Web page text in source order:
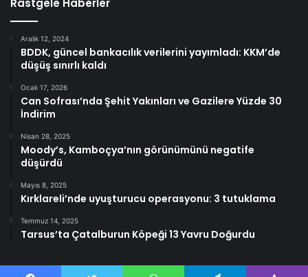
Aralık 12, 2024
BDDK, güncel bankacılık verilerini yayımladı: KKM’de
düşüş sınırlı kaldı
Ocak 17, 2026
Can Sofrası’nda Şehit Yakınları ve Gazilere Yüzde 30
İndirim
Nisan 28, 2025
Moody’s, Kamboçya’nın görünümünü negatife
düşürdü
Mayıs 8, 2025
Kırklareli’nde uyuşturucu operasyonu: 3 tutuklama
Temmuz 14, 2025
Tarsus’ta Çatalburun Köpeği 13 Yavru Doğurdu